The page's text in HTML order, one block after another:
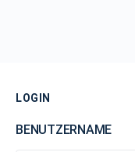
LOGIN
BENUTZERNAME